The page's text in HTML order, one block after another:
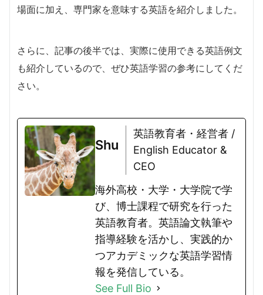
場面に加え、専門家を意味する英語を紹介しました。
さらに、記事の後半では、実際に使用できる英語例文
も紹介しているので、ぜひ英語学習の参考にしてくだ
さい。
Shu
英語教育者・経営者 /
English Educator &
CEO
海外高校・大学・大学院で学
び、博士課程で研究を行った
英語教育者。英語論文執筆や
指導経験を活かし、実践的か
つアカデミックな英語学習情
報を発信している。
See Full Bio